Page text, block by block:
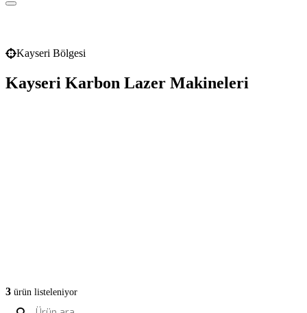
Kayseri Bölgesi
Kayseri Karbon Lazer Makineleri
3 ürün listeleniyor